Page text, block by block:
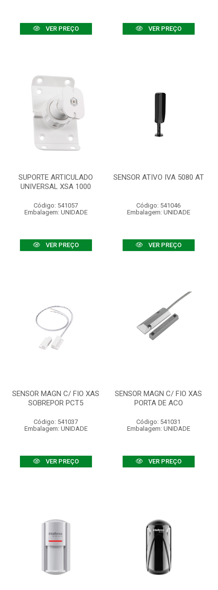
VER PREÇO VER PREÇO
SUPORTE ARTICULADO
UNIVERSAL XSA 1000
Código: 541057
Embalagem: UNIDADE
VER PREÇO
SENSOR ATIVO IVA 5080 AT
Código: 541046
Embalagem: UNIDADE
VER PREÇO
SENSOR MAGN C/ FIO XAS
SOBREPOR PCT5
Código: 541037
Embalagem: UNIDADE
VER PREÇO
SENSOR MAGN C/ FIO XAS
PORTA DE ACO
Código: 541031
Embalagem: UNIDADE
VER PREÇO